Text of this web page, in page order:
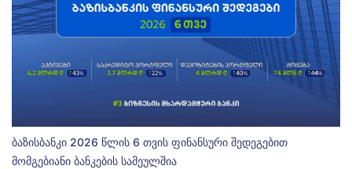
ბაზისბანკი 2026 წლის 6 თვის ფინანსური შედეგებით
მომგებიანი ბანკების სამეულშია